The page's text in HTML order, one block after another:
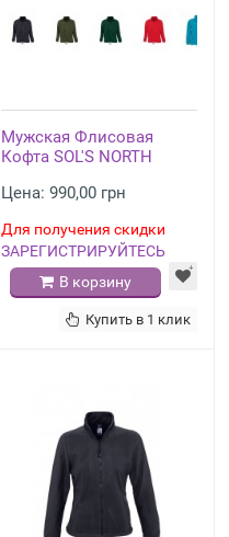
Мужская Флисовая
Кофта SOL'S NORTH
Цена: 990,00 грн
Для получения скидки
ЗАРЕГИСТРИРУЙТЕСЬ
В корзину
Купить в 1 клик